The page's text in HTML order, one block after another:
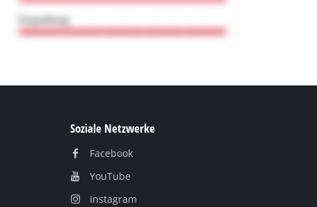
Soziale Netzwerke
Facebook
YouТube
Instagram